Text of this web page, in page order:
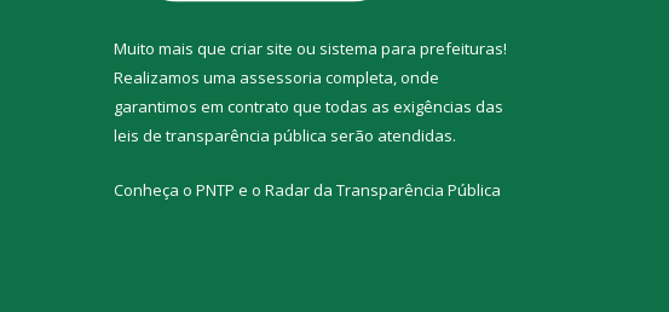
Muito mais que criar site ou sistema para prefeituras!
Realizamos uma assessoria completa, onde
garantimos em contrato que todas as exigências das
leis de transparência pública serão atendidas.
Conheça o PNTP e o Radar da Transparência Pública